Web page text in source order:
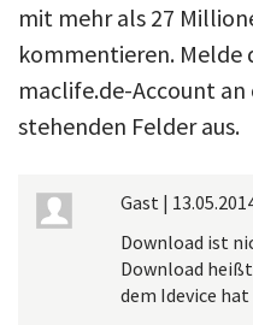
mit mehr als 27
kommentieren. Melde
maclife.de-Account
stehenden Felder aus.
Gast |
Download ist
Download
dem Idevice hat